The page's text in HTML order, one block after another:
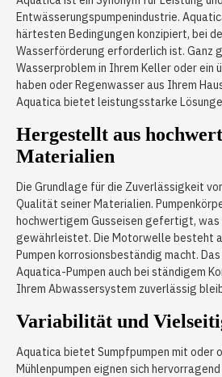
Entwässerungspumpenindustrie.
härtesten Bedingungen konzipiert, bei
Wasserförderung erforderlich ist. Ganz
Wasserproblem in Ihrem Keller oder ein
haben oder Regenwasser aus Ihrem
Aquatica bietet leistungsstarke
Hergestellt aus
Materialien
Die Grundlage für die Zuverlässigkeit
Qualität seiner Materialien.
hochwertigem Gusseisen gefertigt, was
gewährleistet. Die Motorwelle besteht
Pumpen korrosionsbeständig macht.
Aquatica-Pumpen auch bei ständigem
Ihrem Abwassersystem zuverlässig
Variabilität und
Aquatica bietet Sumpfpumpen mit oder
Mühlenpumpen eignen sich